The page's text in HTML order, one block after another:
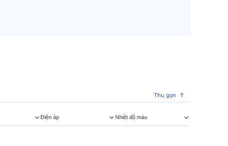
Thu gọn
Điện áp Nhiệt độ màu